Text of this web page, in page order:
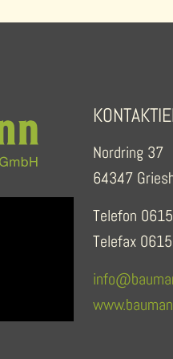
Nordring 37
64347
Telefon
Telefax